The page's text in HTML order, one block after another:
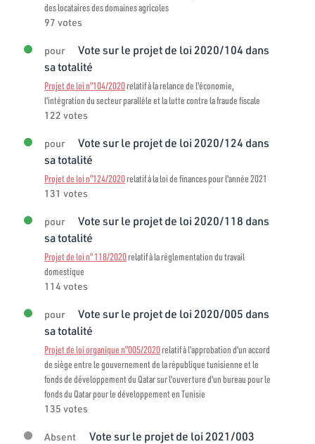
des locataires des domaines agricoles
97 votes
pour
Vote sur le projet de loi 2020/104 dans
sa totalité
Projet de loi n°104/2020relatif à la relance de l'économie,
l'intégration du secteur parallèle et la lutte contre la fraude fiscale
122 votes
pour
Vote sur le projet de loi 2020/124 dans
sa totalité
Projet de loi n°124/2020relatif à la loi de finances pour l'année 2021
131 votes
pour
Vote sur le projet de loi 2020/118 dans
sa totalité
Projet de loi n° 118/2020relatif à la réglementation du travail
domestique
114 votes
pour
Vote sur le projet de loi 2020/005 dans
sa totalité
Projet de loi organique n°005/2020relatif à l'approbation d'un accord
de siège entre le gouvernement de la république tunisienne et le
fonds de développement du Qatar sur l'ouverture d'un bureau pour le
fonds du Qatar pour le développement en Tunisie
135 votes
Absent
Vote sur le projet de loi 2021/003